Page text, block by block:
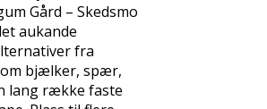
Gård – Skedsmo
aukande
fra
om bjælker, spær,
lang række faste